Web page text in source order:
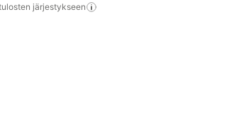
järjestykseen